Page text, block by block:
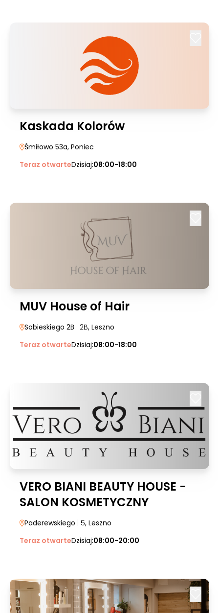
Kaskada Kolorów
Śmiłowo 53a, Poniec
Teraz otwarteDzisiaj:08:00-18:00
MUV House of Hair
Sobieskiego 2B | 2B, Leszno
Teraz otwarteDzisiaj:08:00-18:00
VERO BIANI BEAUTY HOUSE -
SALON KOSMETYCZNY
Paderewskiego | 5, Leszno
Teraz otwarteDzisiaj:08:00-20:00